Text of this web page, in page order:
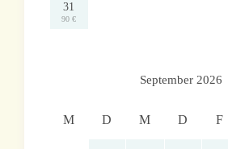
31
90 €
September 2026
M D M D F